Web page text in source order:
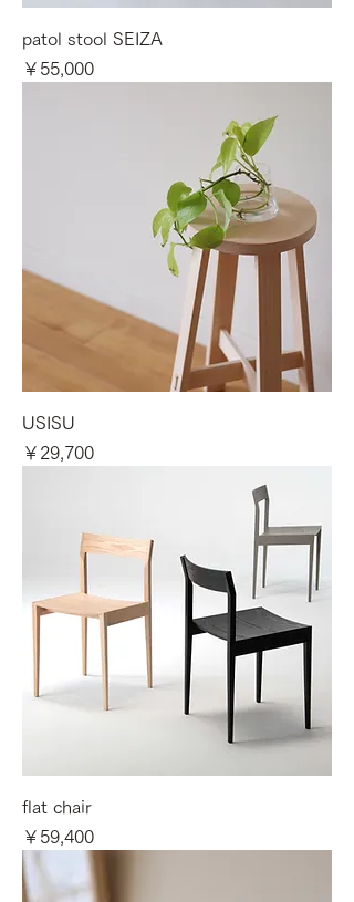
patol stool SEIZA
価格
￥55,000
USISU
価格
￥29,700
flat chair
価格
￥59,400